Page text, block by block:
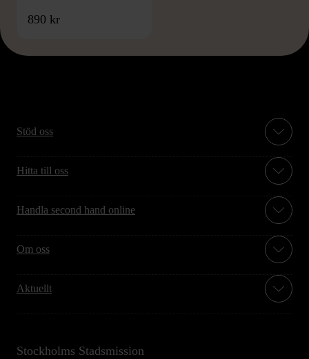
890 kr
Stöd oss
Hitta till oss
Handla second hand online
Om oss
Aktuellt
Stockholms Stadsmission